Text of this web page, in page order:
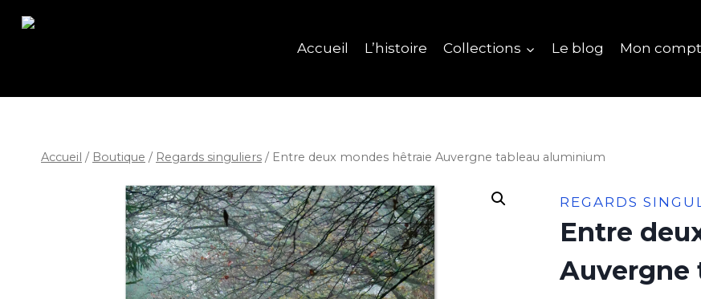
Accueil L’histoire Collections Le blog Mon
Accueil / Boutique / Regards singuliers / Entre deux mondes hêtraie Auvergne tableau aluminium
REGARDS
Entre
Auvergne